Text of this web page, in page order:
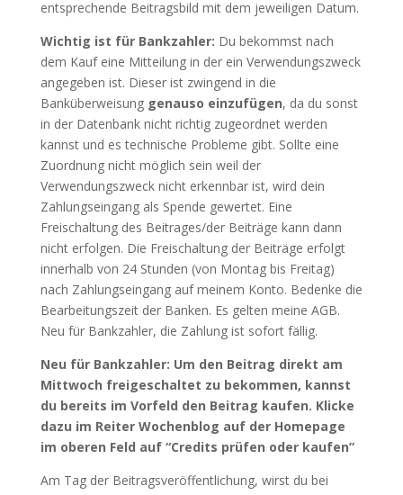
entsprechende Beitragsbild mit dem jeweiligen Datum.
Wichtig ist für Bankzahler: Du bekommst nach
dem Kauf eine Mitteilung in der ein Verwendungszweck
angegeben ist. Dieser ist zwingend in die
Banküberweisung genauso einzufügen, da du sonst
in der Datenbank nicht richtig zugeordnet werden
kannst und es technische Probleme gibt. Sollte eine
Zuordnung nicht möglich sein weil der
Verwendungszweck nicht erkennbar ist, wird dein
Zahlungseingang als Spende gewertet. Eine
Freischaltung des Beitrages/der Beiträge kann dann
nicht erfolgen. Die Freischaltung der Beiträge erfolgt
innerhalb von 24 Stunden (von Montag bis Freitag)
nach Zahlungseingang auf meinem Konto. Bedenke die
Bearbeitungszeit der Banken. Es gelten meine AGB.
Neu für Bankzahler, die Zahlung ist sofort fällig.
Neu für Bankzahler: Um den Beitrag direkt am
Mittwoch freigeschaltet zu bekommen, kannst
du bereits im Vorfeld den Beitrag kaufen. Klicke
dazu im Reiter Wochenblog auf der Homepage
im oberen Feld auf “Credits prüfen oder kaufen”
Am Tag der Beitragsveröffentlichung, wirst du bei